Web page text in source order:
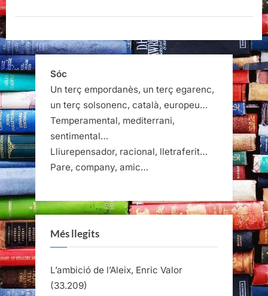
Sóc
Un terç empordanès, un terç egarenc,
un terç solsonenc, català, europeu…
Temperamental, mediterrani,
sentimental…
Lliurepensador, racional, lletraferit…
Pare, company, amic…
Més llegits
L’ambició de l’Aleix, Enric Valor
(33.209)